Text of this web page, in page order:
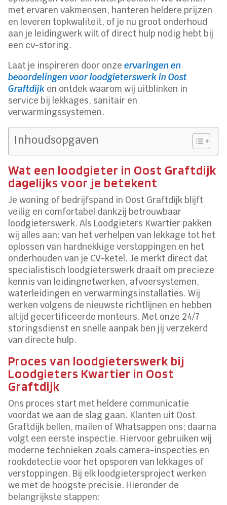
met ervaren vakmensen, hanteren heldere prijzen
en leveren topkwaliteit, of je nu groot onderhoud
aan je leidingwerk wilt of direct hulp nodig hebt bij
een cv-storing.​
Laat je inspireren door onzeervaringen en
beoordelingen voor loodgieterswerk in Oost
Graftdijk en ontdek waarom wij uitblinken in
service bij lekkages, sanitair en
verwarmingssystemen.​
Inhoudsopgaven
Wat een loodgieter in Oost Graftdijk
dagelijks voor je betekent
Je woning of bedrijfspand in Oost Graftdijk blijft
veilig en comfortabel dankzij betrouwbaar
loodgieterswerk.​ Als Loodgieters Kwartier pakken
wij alles aan: van het verhelpen van lekkage tot het
oplossen van hardnekkige verstoppingen en het
onderhouden van je CV-ketel.​ Je merkt direct dat
specialistisch loodgieterswerk draait om precieze
kennis van leidingnetwerken, afvoersystemen,
waterleidingen en verwarmingsinstallaties.​ Wij
werken volgens de nieuwste richtlijnen en hebben
altijd gecertificeerde monteurs.​ Met onze 24/7
storingsdienst en snelle aanpak ben jij verzekerd
van directe hulp.​
Proces van loodgieterswerk bij
Loodgieters Kwartier in Oost
Graftdijk
Ons proces start met heldere communicatie
voordat we aan de slag gaan.​ Klanten uit Oost
Graftdijk bellen, mailen of Whatsappen ons; daarna
volgt een eerste inspectie.​ Hiervoor gebruiken wij
moderne technieken zoals camera-inspecties en
rookdetectie voor het opsporen van lekkages of
verstoppingen.​ Bij elk loodgietersproject werken
we met de hoogste precisie.​ Hieronder de
belangrijkste stappen: